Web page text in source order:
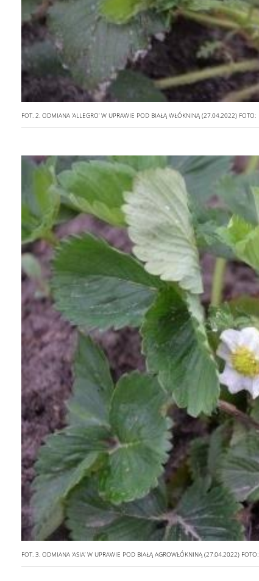
FOT. 2. ODMIANA ’ALLEGRO’ W UPRAWIE POD BIAŁĄ WŁÓKNINĄ (27.04.2022) FOTO:
FOT. 3. ODMIANA ‘ASIA’ W UPRAWIE POD BIAŁĄ AGROWŁÓKNINĄ (27.04.2022) FOTO: